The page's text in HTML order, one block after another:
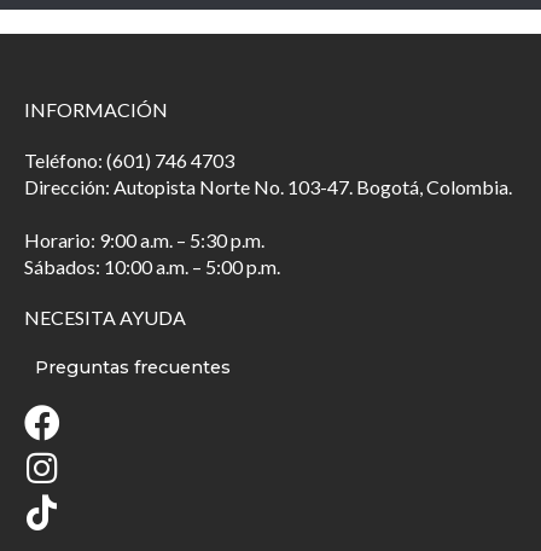
INFORMACIÓN
Teléfono: (601) 746 4703
Dirección: Autopista Norte No. 103-47. Bogotá, Colombia.
Horario: 9:00 a.m. – 5:30 p.m.
Sábados: 10:00 a.m. – 5:00 p.m.
NECESITA AYUDA
Preguntas frecuentes